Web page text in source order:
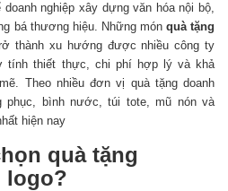
nghiệp xây dựng văn hóa nội bộ,
bá thương hiệu. Những món quà tặng
thành xu hướng được nhiều công ty
tính thiết thực, chi phí hợp lý và khả
Theo nhiều đơn vị quà tặng doanh
phục, bình nước, túi tote, mũ nón và
hiện nay
quà tặng
logo?